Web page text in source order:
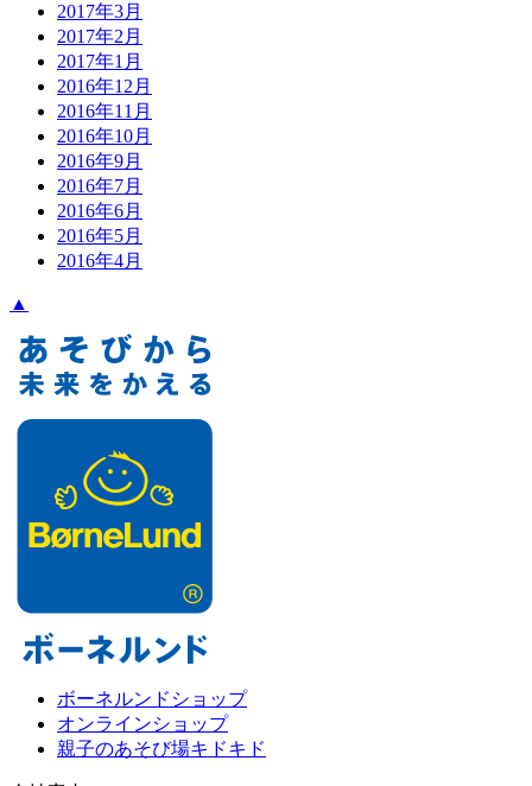
2017年3月
2017年2月
2017年1月
2016年12月
2016年11月
2016年10月
2016年9月
2016年7月
2016年6月
2016年5月
2016年4月
▲
ボーネルンドショップ
オンラインショップ
親子のあそび場キドキド